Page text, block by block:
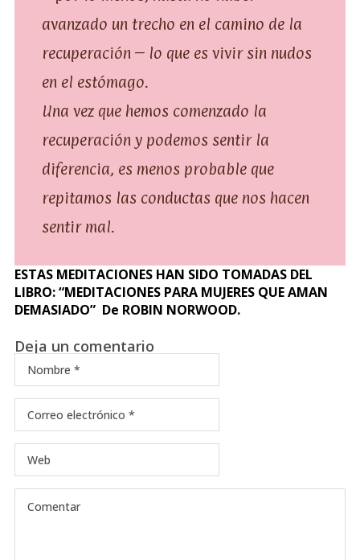
avanzado un trecho en el camino de la
recuperación – lo que es vivir sin nudos
en el estómago.
Una vez que hemos comenzado la
recuperación y podemos sentir la
diferencia, es menos probable que
repitamos las conductas que nos hacen
sentir mal.
ESTAS MEDITACIONES HAN SIDO TOMADAS DEL
LIBRO: “MEDITACIONES PARA MUJERES QUE AMAN
DEMASIADO” De ROBIN NORWOOD.
Deja un comentario